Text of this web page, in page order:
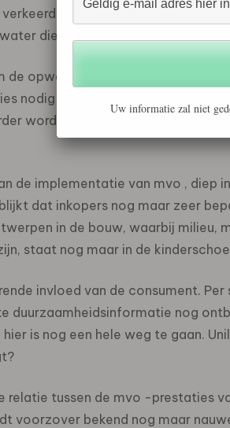
kant uitgaat. In een
die langzaam maar zeker
de opwarming van de aarde tegen
nodig maakt. Het is te hopen dat
wordt uitgebreid, want beide
de implementatie van mvo , diep
dat inkopers nog maar zeer
in de bouw, waarbij
staat nog maar in de
invloed van de consument.
duurzaamheidsinformatie nog
is nog een hele weg te gaan.
relatie tussen de mvo -prestaties
voorzover bekend nog maar
Uw informatie zal niet